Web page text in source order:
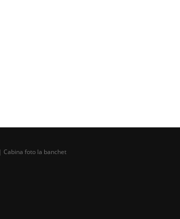
| Cabina foto la banchet